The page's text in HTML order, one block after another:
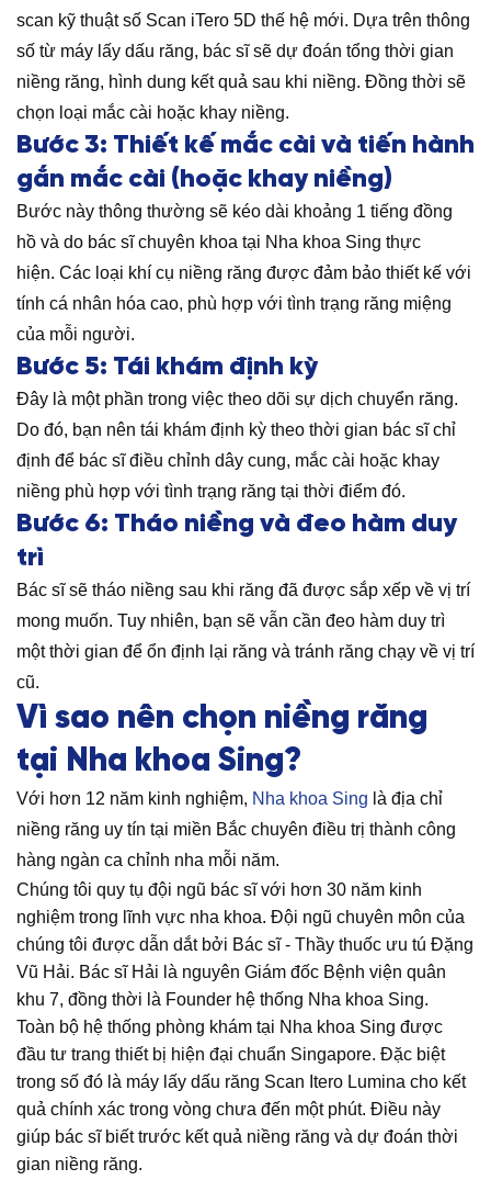
scan kỹ thuật số Scan iTero 5D thế hệ mới. Dựa trên thông
số từ máy lấy dấu răng, bác sĩ sẽ dự đoán tổng thời gian
niềng răng, hình dung kết quả sau khi niềng. Đồng thời sẽ
chọn loại mắc cài hoặc khay niềng.
Bước 3: Thiết kế mắc cài và tiến hành
gắn mắc cài (hoặc khay niềng)
Bước này thông thường sẽ kéo dài khoảng 1 tiếng đồng
hồ và do bác sĩ chuyên khoa tại Nha khoa Sing thực
hiện. Các loại khí cụ niềng răng được đảm bảo thiết kế với
tính cá nhân hóa cao, phù hợp với tình trạng răng miệng
của mỗi người.
Bước 5: Tái khám định kỳ
Đây là một phần trong việc theo dõi sự dịch chuyển răng.
Do đó, bạn nên tái khám định kỳ theo thời gian bác sĩ chỉ
định để bác sĩ điều chỉnh dây cung, mắc cài hoặc khay
niềng phù hợp với tình trạng răng tại thời điểm đó.
Bước 6: Tháo niềng và đeo hàm duy
trì
Bác sĩ sẽ tháo niềng sau khi răng đã được sắp xếp về vị trí
mong muốn. Tuy nhiên, bạn sẽ vẫn cần đeo hàm duy trì
một thời gian để ổn định lại răng và tránh răng chạy về vị trí
cũ.
Vì sao nên chọn niềng răng
tại Nha khoa Sing?
Với hơn 12 năm kinh nghiệm, Nha khoa Sing là địa chỉ
niềng răng uy tín tại miền Bắc chuyên điều trị thành công
hàng ngàn ca chỉnh nha mỗi năm.
Chúng tôi quy tụ đội ngũ bác sĩ với hơn 30 năm kinh
nghiệm trong lĩnh vực nha khoa. Đội ngũ chuyên môn của
chúng tôi được dẫn dắt bởi Bác sĩ - Thầy thuốc ưu tú Đặng
Vũ Hải. Bác sĩ Hải là nguyên Giám đốc Bệnh viện quân
khu 7, đồng thời là Founder hệ thống Nha khoa Sing.
Toàn bộ hệ thống phòng khám tại Nha khoa Sing được
đầu tư trang thiết bị hiện đại chuẩn Singapore. Đặc biệt
trong số đó là máy lấy dấu răng Scan Itero Lumina cho kết
quả chính xác trong vòng chưa đến một phút. Điều này
giúp bác sĩ biết trước kết quả niềng răng và dự đoán thời
gian niềng răng.